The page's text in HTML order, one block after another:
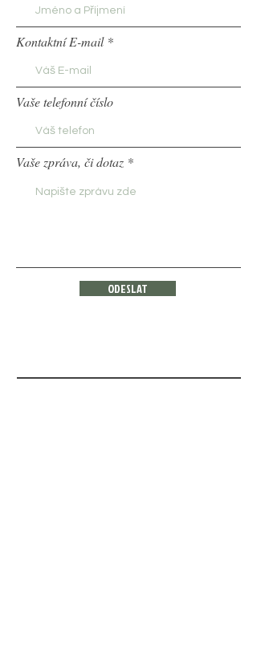
Kontaktní E-mail
Vaše telefonní číslo
Vaše zpráva, či dotaz
ODESLAT